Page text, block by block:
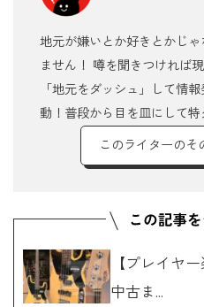
地元が嫌いとか好きとかじ
ません！ 噂を聞きつければ
「地元をダッシュ」して情
動！普段から目を皿にして特
このライターのそ
【プレイヤ
中古ま...